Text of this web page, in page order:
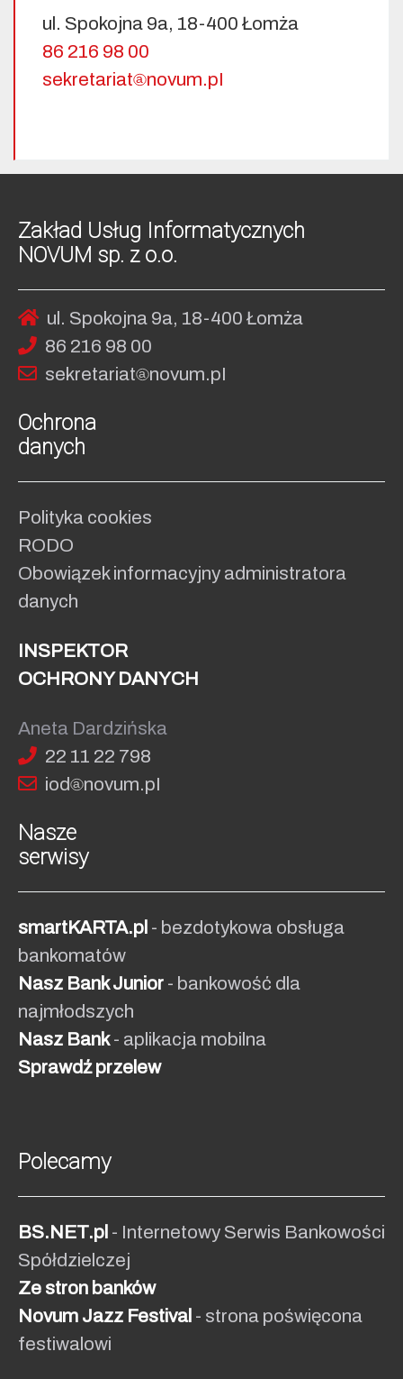
ul. Spokojna 9a, 18-400 Łomża
86 216 98 00
sekretariat novum.pI
Zakład Usług Informatycznych
NOVUM sp. z o.o.
ul. Spokojna 9a, 18-400 Łomża
86 216 98 00
sekretariat novum.pI
Ochrona
danych
Polityka cookies
RODO
Obowiązek informacyjny administratora
danych
INSPEKTOR
OCHRONY DANYCH
Aneta Dardzińska
22 11 22 798
iod
novum.pI
Nasze
serwisy
smartKARTA.pl - bezdotykowa obsługa
bankomatów
Nasz Bank Junior - bankowość dla
najmłodszych
Nasz Bank- aplikacja mobilna
Sprawdź przelew
Polecamy
BS.NET.pl - Internetowy Serwis Bankowości
Spółdzielczej
Ze stron banków
Novum Jazz Festival - strona poświęcona
festiwalowi